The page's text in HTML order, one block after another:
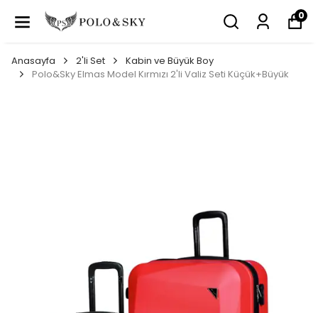
0
Anasayfa 2'li Set
Kabin ve Büyük Boy
Polo&Sky Elmas Model Kırmızı 2'li Valiz Seti Küçük+Büyük